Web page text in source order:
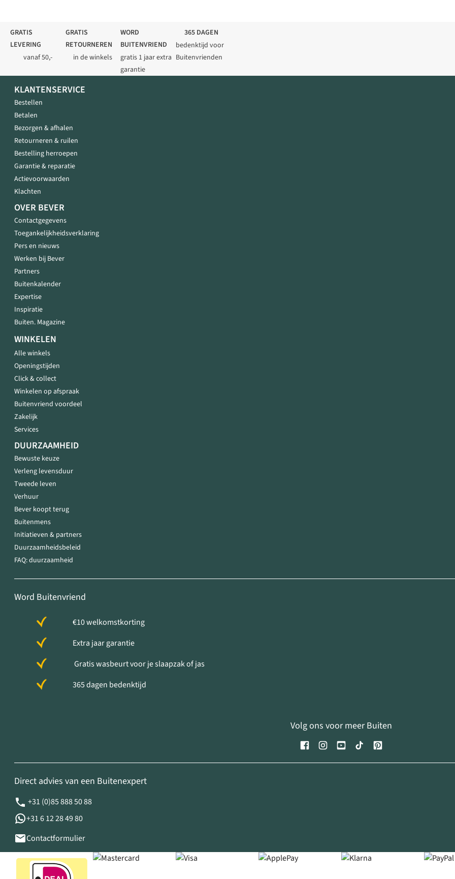
GRATIS
LEVERING
vanaf 50,-
GRATIS
RETOURNEREN
in de winkels
WORD
BUITENVRIEND
gratis 1 jaar extra
garantie
365 DAGEN
bedenktijd voor
Buitenvrienden
KLANTENSERVICE
Bestellen
Betalen
Bezorgen & afhalen
Retourneren & ruilen
Bestelling herroepen
Garantie & reparatie
Actievoorwaarden
Klachten
OVER BEVER
Contactgegevens
Toegankelijkheidsverklaring
Pers en nieuws
Werken bij Bever
Partners
Buitenkalender
Expertise
Inspiratie
Buiten. Magazine
WINKELEN
Alle winkels
Openingstijden
Click & collect
Winkelen op afspraak
Buitenvriend voordeel
Zakelijk
Services
DUURZAAMHEID
Bewuste keuze
Verleng levensduur
Tweede leven
Verhuur
Bever koopt terug
Buitenmens
Initiatieven & partners
Duurzaamheidsbeleid
FAQ: duurzaamheid
Word Buitenvriend
€10 welkomstkorting
Extra jaar garantie
Gratis wasbeurt voor je slaapzak of jas
365 dagen bedenktijd
Volg ons voor meer Buiten
Direct advies van een Buitenexpert
+31 (0)85 888 50 88
+31 6 12 28 49 80
Contactformulier